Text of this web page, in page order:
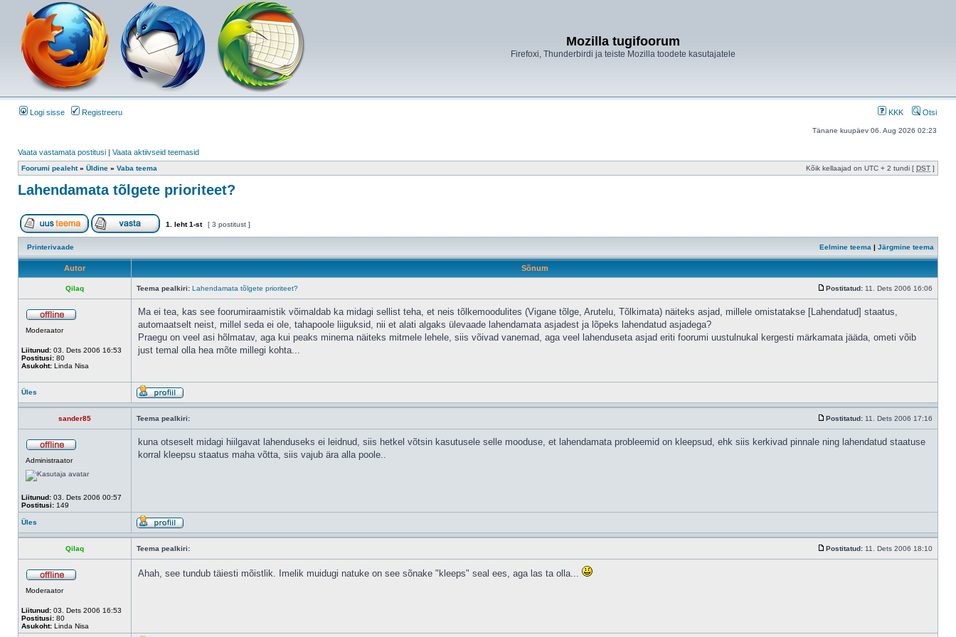
Mozilla tugifoorum
Firefoxi, Thunderbirdi ja teiste Mozilla toodete kasutajatele
Logi sisse Registreeru KKK Otsi
Tänane kuupäev 06. Aug 2026 02:23
Vaata vastamata postitusi | Vaata aktiivseid teemasid
Foorumi pealeht» Üldine » Vaba teema Kõik kellaajad on UTC + 2 tundi [ DST ]
Lahendamata tõlgete prioriteet?
1 . leht1-st [ 3 postitust ]
Printerivaade Eelmine teema | Järgmine teema
Autor Sõnum
Qilaq Teema pealkiri: Lahendamata tõlgete prioriteet? Postitatud: 11. Dets 2006 16:06
Moderaator
Liitunud: 03. Dets 2006 16:53
Postitusi: 80
Asukoht: Linda Nisa
Ma ei tea, kas see foorumiraamistik võimaldab ka midagi sellist teha, et neis tõlkemoodulites (Vigane tõlge, Arutelu, Tõlkimata) näiteks asjad, millele omistatakse [Lahendatud] staatus,
automaatselt neist, millel seda ei ole, tahapoole liiguksid, nii et alati algaks ülevaade lahendamata asjadest ja lõpeks lahendatud asjadega?
Praegu on veel asi hõlmatav, aga kui peaks minema näiteks mitmele lehele, siis võivad vanemad, aga veel lahenduseta asjad eriti foorumi uustulnukal kergesti märkamata jääda, ometi võib
just temal olla hea mõte millegi kohta...
Üles
sander85 Teema pealkiri: Postitatud: 11. Dets 2006 17:16
Administraator
Liitunud: 03. Dets 2006 00:57
Postitusi: 149
kuna otseselt midagi hiilgavat lahenduseks ei leidnud, siis hetkel võtsin kasutusele selle mooduse, et lahendamata probleemid on kleepsud, ehk siis kerkivad pinnale ning lahendatud staatuse
korral kleepsu staatus maha võtta, siis vajub ära alla poole..
Üles
Qilaq Teema pealkiri: Postitatud: 11. Dets 2006 18:10
Moderaator
Liitunud: 03. Dets 2006 16:53
Postitusi: 80
Asukoht: Linda Nisa
Ahah, see tundub täiesti mõistlik. Imelik muidugi natuke on see sõnake "kleeps" seal ees, aga las ta olla...